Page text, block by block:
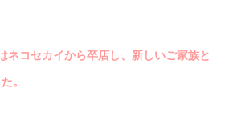
ネコセカイから卒店し、新しいご家族と
。